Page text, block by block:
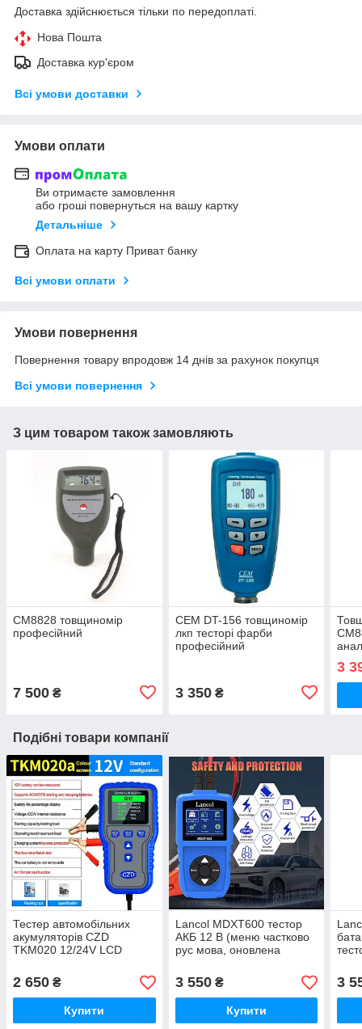
Доставка здійснюється тільки по передоплаті.
Нова Пошта
Доставка кур'єром
Всі умови доставки
Умови оплати
Ви отримаєте замовлення
або гроші повернуться на вашу картку
Детальніше
Оплата на карту Приват банку
Всі умови оплати
Умови повернення
Повернення товару впродовж 14 днів за рахунок покупця
Всі умови повернення
З цим товаром також замовляють
CM8828 товщиномір
професійний
7 500 ₴
CEM DT-156 товщиномір
лкп тесторі фарби
професійний
3 350₴
3
Подібні товари компанії
Тестер автомобільних
акумуляторів CZD
TKM020 12/24V LCD
акб
2 650 ₴
Купити
Lancol MDXT600 тестор
АКБ 12 В (меню частково
рус мова, оновлена
3 550₴
Купити
3